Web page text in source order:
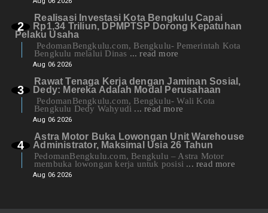
Realisasi Investasi Kota Bengkulu Capai
Rp1,34 Triliun, DPMPTSP Dorong Kepatuhan
Pelaku Usaha
PedomanBengkulu.com, Bengkulu- Pemerintah Kota
Bengkulu melalui Dinas ... read more
Aug 06 2026
Rawat Tenaga Kerja dengan Jaminan Sosial,
Dedy: Mereka Adalah Modal Perusahaan
PedomanBengkulu.com, Bengkulu- Wali Kota
Bengkulu Dedy Wahyudi ... read more
Aug 06 2026
Astra Motor Buka Lowongan Unit Warehouse
Administrator, Maksimal Usia 26 Tahun
PedomanBengkulu.com, Bengkulu – Astra Motor
membuka lowongan kerja untuk posisi ... read more
Aug 06 2026